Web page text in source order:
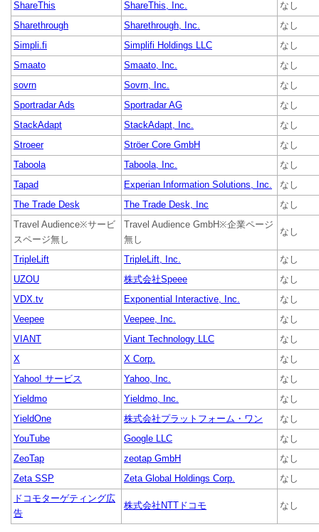
ShareThis
ShareThis, Inc.
なし
Sharethrough
Sharethrough, Inc.
なし
Simpli.fi
Simplifi Holdings LLC
なし
Smaato
Smaato, Inc.
なし
sovrn
Sovrn, Inc.
なし
Sportradar Ads
Sportradar AG
なし
StackAdapt
StackAdapt, Inc.
なし
Stroeer
Ströer Core GmbH
なし
Taboola
Taboola, Inc.
なし
Tapad
Experian Information Solutions, Inc.
なし
The Trade Desk
The Trade Desk, Inc
なし
Travel Audience※サービ
スページ無し
Travel Audience GmbH※企業ページ
無し
なし
TripleLift TripleLift, Inc.
なし
UZOU
株式会社Speee
なし
VDX.tv
Exponential Interactive, Inc.
なし
Veepee
Veepee, Inc.
なし
VIANT
Viant Technology LLC
なし
X
X Corp.
なし
Yahoo! サービス
Yahoo, Inc.
なし
Yieldmo
Yieldmo, Inc.
なし
YieldOne
株式会社プラットフォーム・ワン
なし
YouTube
Google LLC
なし
ZeoTap
zeotap GmbH
なし
Zeta SSP
Zeta Global Holdings Corp.
なし
ドコモターゲティング広
告
株式会社NTTドコモ なし